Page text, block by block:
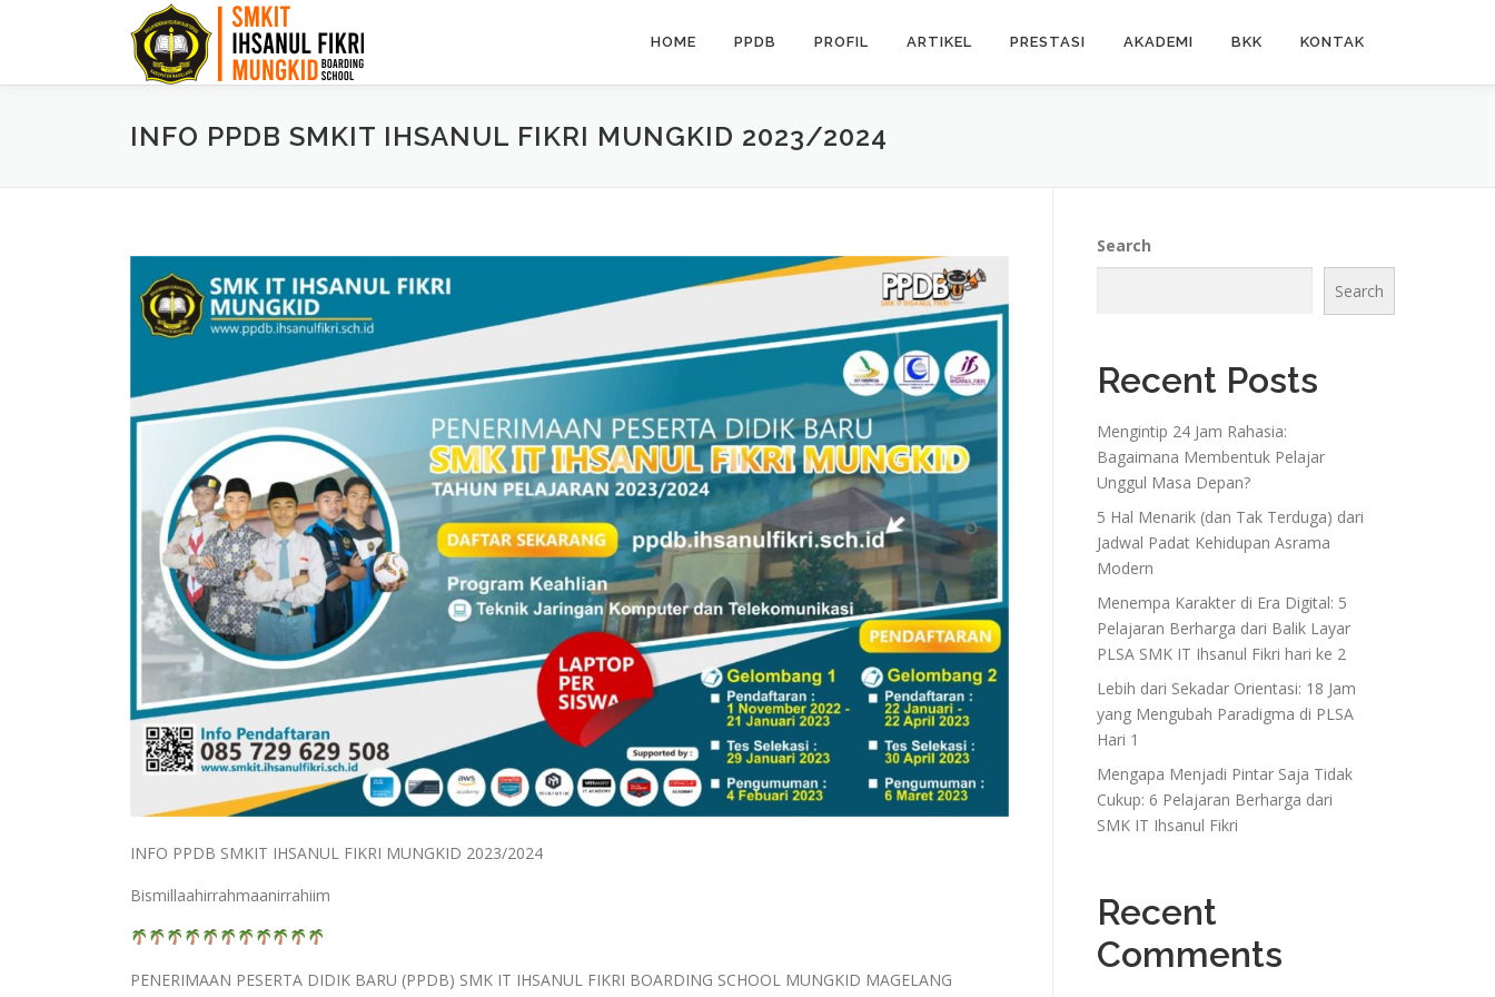
HOME PPDB PROFIL ARTIKEL PRESTASI AKADEMI BKK KONTAK
INFO PPDB SMKIT IHSANUL FIKRI MUNGKID 2023/2024
INFO PPDB SMKIT IHSANUL FIKRI MUNGKID 2023/2024
Bismillaahirrahmaanirrahiim
PENERIMAAN PESERTA DIDIK BARU (PPDB) SMK IT IHSANUL FIKRI BOARDING SCHOOL MUNGKID MAGELANG
Search
Search
Recent Posts
Mengintip 24 Jam Rahasia:
Bagaimana Membentuk Pelajar
Unggul Masa Depan?
5 Hal Menarik (dan Tak Terduga) dari
Jadwal Padat Kehidupan Asrama
Modern
Menempa Karakter di Era Digital: 5
Pelajaran Berharga dari Balik Layar
PLSA SMK IT Ihsanul Fikri hari ke 2
Lebih dari Sekadar Orientasi: 18 Jam
yang Mengubah Paradigma di PLSA
Hari 1
Mengapa Menjadi Pintar Saja Tidak
Cukup: 6 Pelajaran Berharga dari
SMK IT Ihsanul Fikri
Recent
Comments